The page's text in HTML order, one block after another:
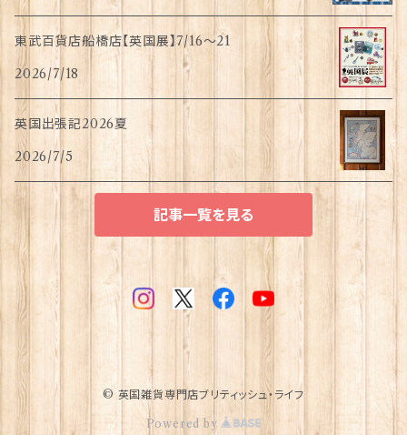
東武百貨店船橋店【英国展】7/16～21
2026/7/18
英国出張記2026夏
2026/7/5
記事一覧を見る
© 英国雑貨専門店ブリティッシュ・ライフ
Powered by